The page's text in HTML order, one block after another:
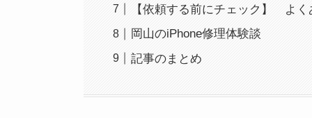
【依頼する前にチェック】 よく
岡山のiPhone修理体験談
記事のまとめ